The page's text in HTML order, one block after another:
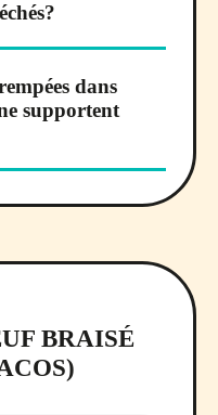
dans
supportent
BRAISÉ